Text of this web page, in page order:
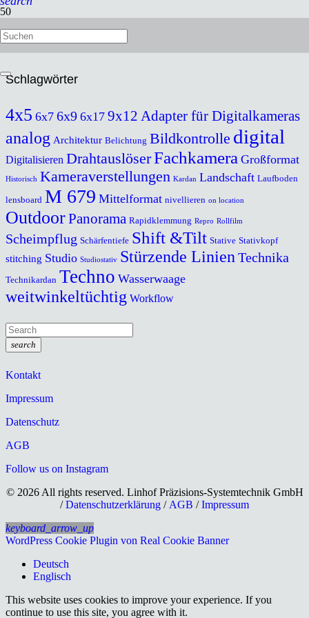
Griffplättchen für Technikardan
Schlagwörter
4x5 6x7 6x9 6x17 9x12 Adapter für Digitalkameras
analog Architektur Belichtung Bildkontrolle digital
Digitalisieren DrahtauslöserFachkamera Großformat
Historisch Kameraverstellungen Kardan Landschaft Laufboden
lensboard M 679 Mittelformat nivellieren on location
OutdoorPanorama Rapidklemmung Repro Rollfilm
Scheimpflug Schärfentiefe Shift &Tilt Stative Stativkopf
stitching Studio Studiostativ Stürzende LinienTechnika
Technikardan Techno Wasserwaage
weitwinkeltüchtig Workflow
search
Kontakt
Impressum
Datenschutz
AGB
Follow us on Instagram
© 2026 All rights reserved. Linhof Präzisions-Systemtechnik GmbH
/Datenschutzerklärung / AGB /Impressum
keyboard_arrow_up
WordPress Cookie Plugin von Real Cookie Banner
Deutsch
Englisch
This website uses cookies to improve your experience. If you
continue to use this site, you agree with it.